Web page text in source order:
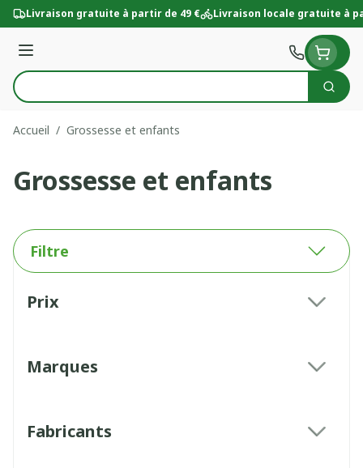
Aller au contenu
Livraison gratuite à partir de 49 € Livraison locale gratuite à
Menu
Rechercher
Accueil / Grossesse et enfants
Grossesse et enfants
Filtre
Prix
Marques
Fabricants